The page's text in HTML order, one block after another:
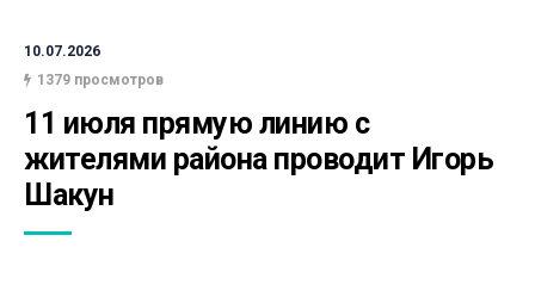
10.07.2026
1379 просмотров
11 июля прямую линию с
жителями района проводит Игорь
Шакун